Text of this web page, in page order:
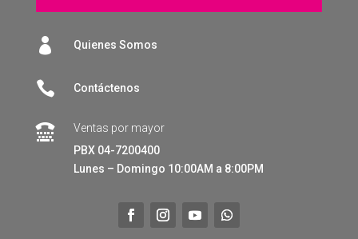
 Quienes Somos
 Contáctenos

Ventas por mayor
PBX 04-7200400
Lunes – Domingo 10:00AM a 8:00PM